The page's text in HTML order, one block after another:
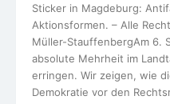
Sticker in Magdeburg:
Aktionsformen. – Alle
Müller-StauffenbergAm 6.
absolute Mehrheit im
erringen. Wir zeigen, wie
Demokratie vor den